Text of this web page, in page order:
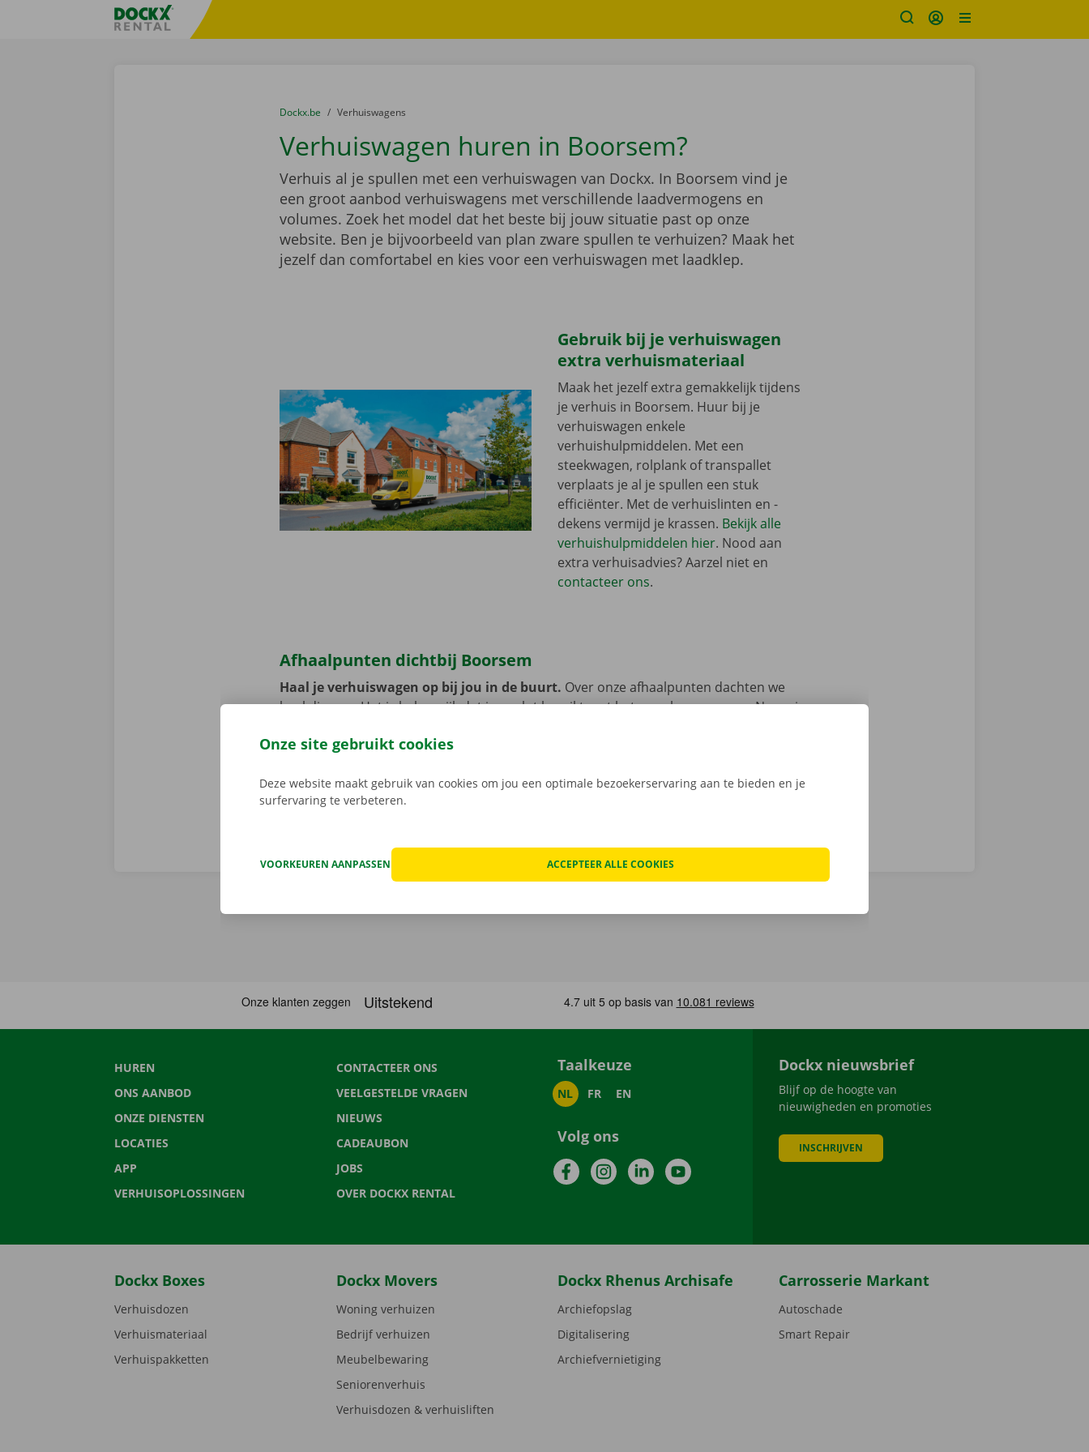
Taalselectie overslaanFratello DEMO
U bevindt zich hier:
van
Dockx.be naar
Verhuiswagens
Verhuiswagen huren in Boorsem?
Verhuis al je spullen met een verhuiswagen van Dockx. In Boorsem vind je
een groot aanbod verhuiswagens met verschillende laadvermogens en
volumes. Zoek het model dat het beste bij jouw situatie past op onze
website. Ben je bijvoorbeeld van plan zware spullen te verhuizen? Maak het
jezelf dan comfortabel en kies voor een verhuiswagen met laadklep.
Gebruik bij je verhuiswagen
extra verhuismateriaal
Maak het jezelf extra gemakkelijk tijdens
je verhuis in Boorsem. Huur bij je
verhuiswagen enkele
verhuishulpmiddelen. Met een
steekwagen, rolplank of transpallet
verplaats je al je spullen een stuk
efficiënter. Met de verhuislinten en -
dekens vermijd je krassen. Bekijk alle
verhuishulpmiddelen hier. Nood aan
extra verhuisadvies? Aarzel niet en
contacteer ons.
Afhaalpunten dichtbij Boorsem
Haal je verhuiswagen op bij jou in de buurt. Over onze afhaalpunten dachten we
heel diep na. Het is belangrijk dat je ze vlot bereikt met het openbaar vervoer. Neem je
Pick-up Point tot je de verhuiswagen niet meer nodig hebt.
HUREN
ONS AANBOD
ONZE DIENSTEN
LOCATIES
APP
VERHUISOPLOSSINGEN
CONTACTEER ONS
VEELGESTELDE VRAGEN
NIEUWS
CADEAUBON
JOBS
OVER DOCKX RENTAL
Taalkeuze
NL FR EN
Volg ons
FacebookInstagramLinkedInYouTube
Dockx nieuwsbrief
Blijf op de hoogte van
nieuwigheden en promoties
INSCHRIJVEN
Dockx Boxes
Verhuisdozen
Verhuismateriaal
Verhuispakketten
Dockx Movers
Woning verhuizen
Bedrijf verhuizen
Meubelbewaring
Seniorenverhuis
Verhuisdozen & verhuisliften
Dockx Rhenus Archisafe
Archiefopslag
Digitalisering
Archiefvernietiging
Carrosserie Markant
Autoschade
Smart Repair
Onze site gebruikt cookies
Deze website maakt gebruik van cookies om jou een optimale bezoekerservaring aan te bieden en je
surfervaring te verbeteren.
VOORKEUREN AANPASSEN ACCEPTEER ALLE COOKIES